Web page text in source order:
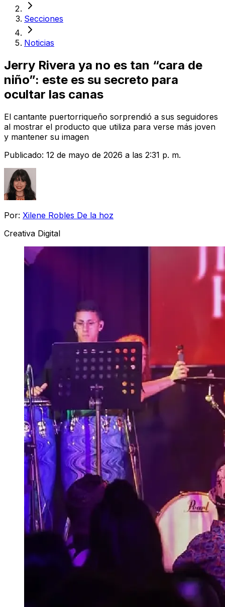
Secciones
Noticias
Jerry Rivera ya no es tan “cara de
niño”: este es su secreto para
ocultar las canas
El cantante puertorriqueño sorprendió a sus seguidores
al mostrar el producto que utiliza para verse más joven
y mantener su imagen
Publicado: 12 de mayo de 2026 a las 2:31 p. m.
Por: Xilene Robles De la hoz
Creativa Digital